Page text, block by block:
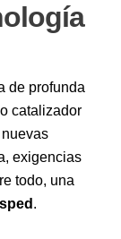
de profunda
catalizador
exigencias
todo, una
.